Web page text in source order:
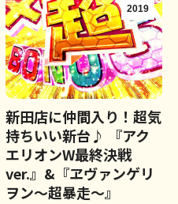
2019
新田店に仲間入り！超気
持ちいい新台♪ 『アク
エリオンW最終決戦
ver.』&『ヱヴァンゲリ
ヲン～超暴走～』